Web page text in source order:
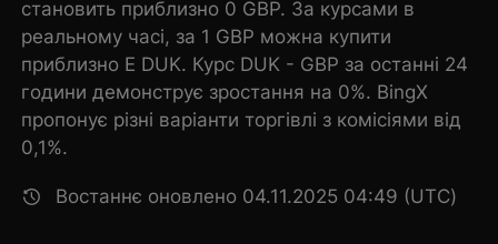
становить приблизно 0 GBP. За курсами в
реальному часі, за 1 GBP можна купити
приблизно E DUK. Курс DUK - GBP за останні 24
години демонструє зростання на 0%. BingX
пропонує різні варіанти торгівлі з комісіями від
0,1%.
Востаннє оновлено 04.11.2025 04:49 (UTC)